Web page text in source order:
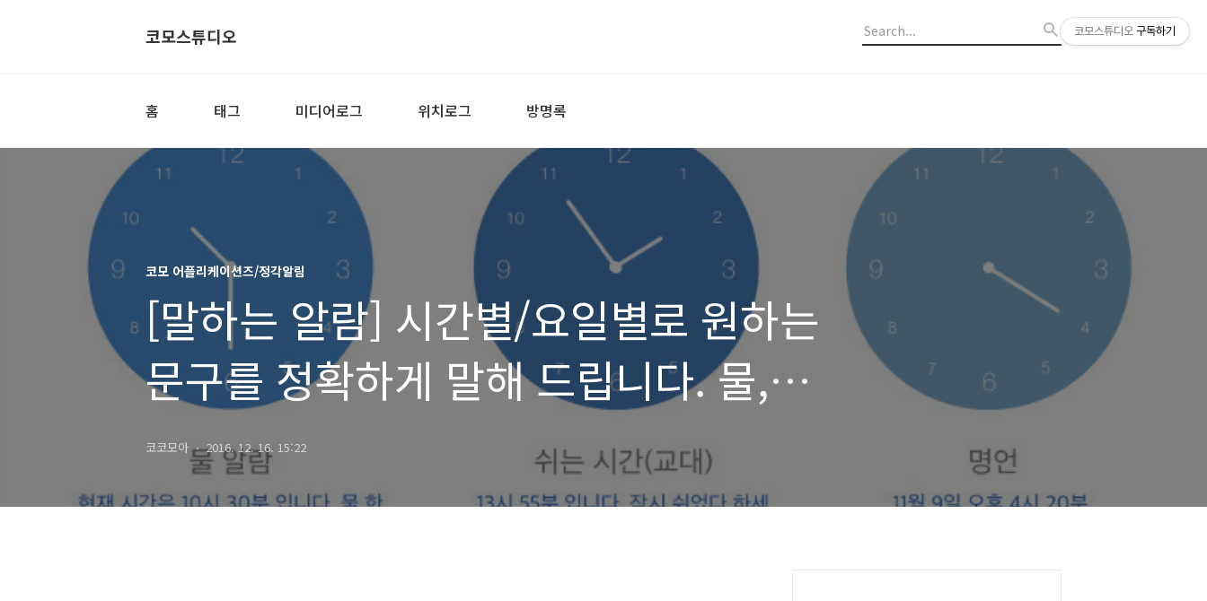
코모스튜디오
홈 태그 미디어로그 위치로그 방명록
코모 어플리케이션즈/정각알림
[말하는 알람] 시간별/요일별로 원하는
문구를 정확하게 말해 드립니다. 물,
정각, 약, 일정, 명언, 스트레칭, 간격,
반복 알림 -
코코모아 2016. 12. 16. 15:22
코모스튜디오 구독하기